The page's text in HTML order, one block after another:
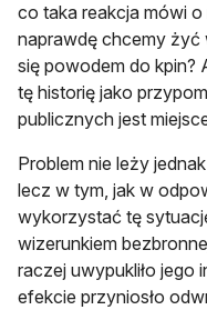
co taka reakcja mówi
naprawdę chcemy żyć
się powodem do kpin?
tę historię jako
publicznych jest
Problem nie leży
lecz w tym, jak w
wykorzystać tę
wizerunkiem
raczej uwypukliło jego
efekcie przyniosło